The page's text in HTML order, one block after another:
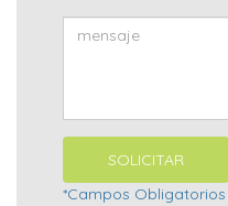
*Campos Obligatorios